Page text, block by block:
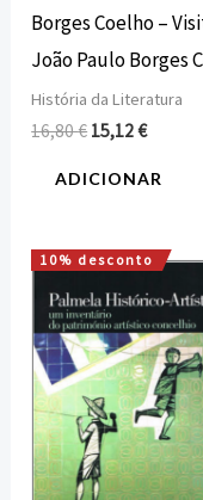
Borges Coelho –
João Paulo Borges
História da Literatura
16,80€ 15,12€
ADICIONAR
10% desconto
O
preço
original
era:
25,00 €.
O
preço
atual
é:
22,50